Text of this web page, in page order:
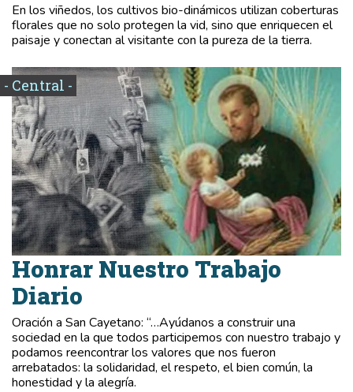
En los viñedos, los cultivos bio-dinámicos utilizan coberturas
florales que no solo protegen la vid, sino que enriquecen el
paisaje y conectan al visitante con la pureza de la tierra.
- Central -
Honrar Nuestro Trabajo
Diario
Oración a San Cayetano: “…Ayúdanos a construir una
sociedad en la que todos participemos con nuestro trabajo y
podamos reencontrar los valores que nos fueron
arrebatados: la solidaridad, el respeto, el bien común, la
honestidad y la alegría.